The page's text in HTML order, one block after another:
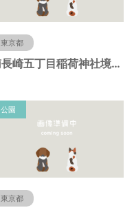
東京都
南長崎五丁目稲荷神社境内仮児童遊園（東京都豊島区）
公園
東京都